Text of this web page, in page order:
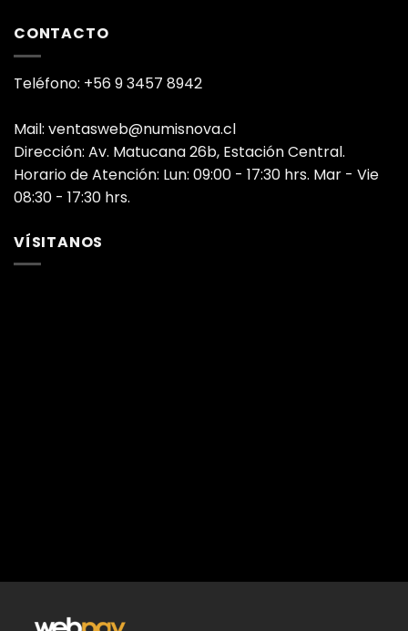
CONTACTO
Teléfono: +56 9 3457 8942
Mail: ventasweb@numisnova.cl
Dirección: Av. Matucana 26b, Estación Central.
Horario de Atención: Lun: 09:00 - 17:30 hrs. Mar - Vie
08:30 - 17:30 hrs.
VÍSITANOS